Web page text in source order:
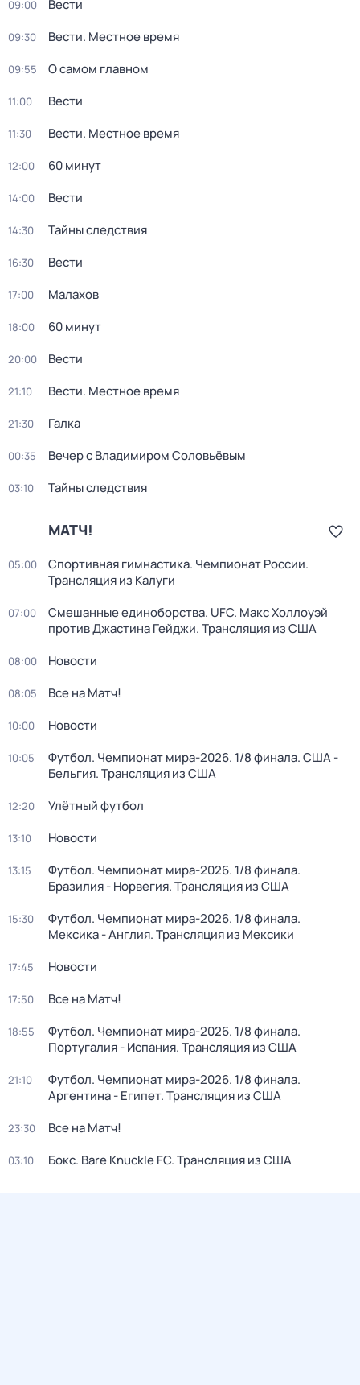
09:00 Вести
09:30 Вести. Местное время
09:55 О самом главном
11:00 Вести
11:30 Вести. Местное время
12:00 60 минут
14:00 Вести
14:30 Тайны следствия
16:30 Вести
17:00 Малахов
18:00 60 минут
20:00 Вести
21:10 Вести. Местное время
21:30 Галка
00:35 Вечер с Владимиром Соловьёвым
03:10 Тайны следствия
МАТЧ!
05:00
Спортивная гимнастика. Чемпионат России.
Трансляция из Калуги
07:00
Смешанные единоборства. UFC. Макс Холлоуэй
против Джастина Гейджи. Трансляция из США
08:00 Новости
08:05 Все на Матч!
10:00 Новости
10:05
Футбол. Чемпионат мира-2026. 1/8 финала. США -
Бельгия. Трансляция из США
12:20 Улётный футбол
13:10 Новости
13:15
Футбол. Чемпионат мира-2026. 1/8 финала.
Бразилия - Норвегия. Трансляция из США
15:30
Футбол. Чемпионат мира-2026. 1/8 финала.
Мексика - Англия. Трансляция из Мексики
17:45 Новости
17:50 Все на Матч!
18:55
Футбол. Чемпионат мира-2026. 1/8 финала.
Португалия - Испания. Трансляция из США
21:10
Футбол. Чемпионат мира-2026. 1/8 финала.
Аргентина - Египет. Трансляция из США
23:30 Все на Матч!
03:10 Бокс. Bare Knuckle FC. Трансляция из США